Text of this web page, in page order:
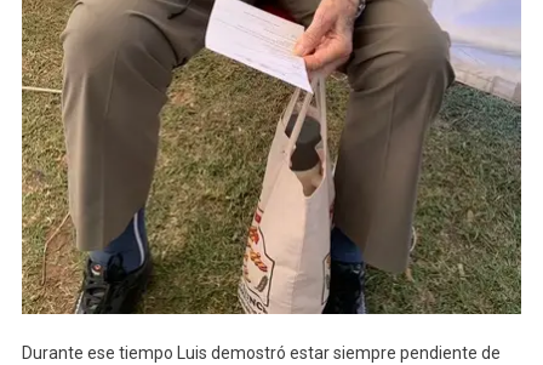
Durante ese tiempo Luis demostró estar siempre pendiente de